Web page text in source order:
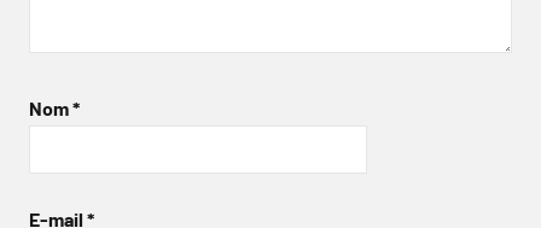
Nom*
E-mail *